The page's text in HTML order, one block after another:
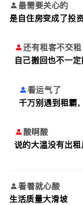
最需要关心的
是自住房变成了投
还有租客不交租
自己搬回也不一
看运气了
千万别遇到租霸
酸啊酸
说的大温没有出
看着就心酸
生活质量大滑坡